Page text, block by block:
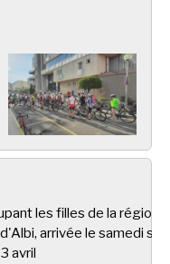
les filles de la région
arrivée le samedi
avril